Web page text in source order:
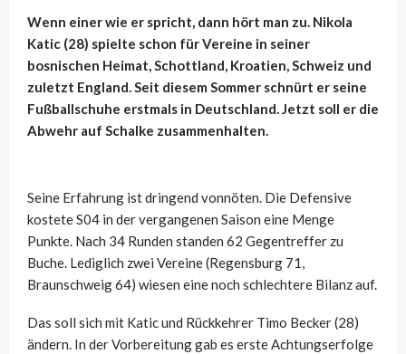
Wenn einer wie er spricht, dann hört man zu. Nikola
Katic (28) spielte schon für Vereine in seiner
bosnischen Heimat, Schottland, Kroatien, Schweiz und
zuletzt England. Seit diesem Sommer schnürt er seine
Fußballschuhe erstmals in Deutschland. Jetzt soll er die
Abwehr auf Schalke zusammenhalten.
Seine Erfahrung ist dringend vonnöten. Die Defensive
kostete S04 in der vergangenen Saison eine Menge
Punkte. Nach 34 Runden standen 62 Gegentreffer zu
Buche. Lediglich zwei Vereine (Regensburg 71,
Braunschweig 64) wiesen eine noch schlechtere Bilanz auf.
Das soll sich mit Katic und Rückkehrer Timo Becker (28)
ändern. In der Vorbereitung gab es erste Achtungserfolge